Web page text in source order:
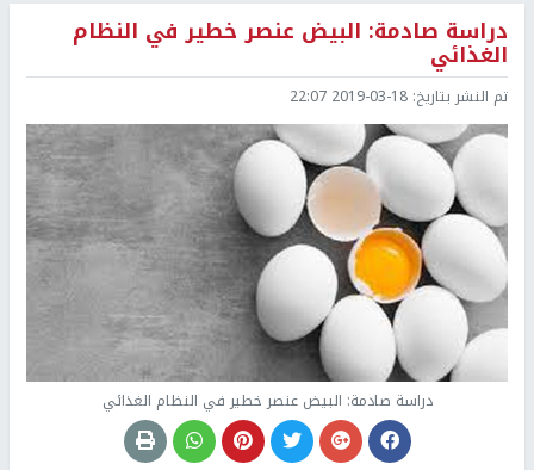
دراسة صادمة: البيض عنصر خطير في النظام
الغذائي
تم النشر بتاريخ: 2019-03-18 22:07
دراسة صادمة: البيض عنصر خطير في النظام الغذائي